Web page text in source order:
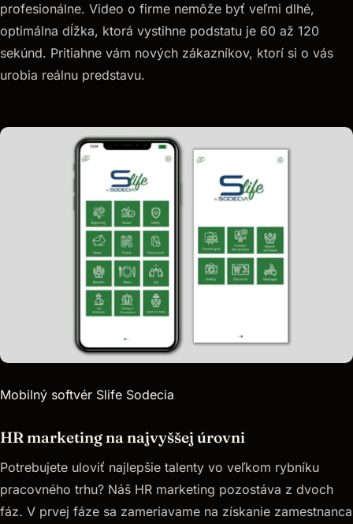
profesionálne. Video o firme nemôže byť veľmi dlhé,
optimálna dĺžka, ktorá vystihne podstatu je 60 až 120
sekúnd. Pritiahne vám nových zákazníkov, ktorí si o vás
urobia reálnu predstavu.
Mobilný softvér Slife Sodecia
HR marketing na najvyššej úrovni
Potrebujete uloviť najlepšie talenty vo veľkom rybníku
pracovného trhu? Náš HR marketing pozostáva z dvoch
fáz. V prvej fáze sa zameriavame na získanie zamestnanca